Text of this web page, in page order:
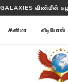
PROTEINS 2
சினிமா வீடியோஸ்